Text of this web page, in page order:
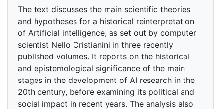
The text discusses the main scientific theories
and hypotheses for a historical reinterpretation
of Artificial intelligence, as set out by computer
scientist Nello Cristianini in three recently
published volumes. It reports on the historical
and epistemological significance of the main
stages in the development of AI research in the
20th century, before examining its political and
social impact in recent years. The analysis also